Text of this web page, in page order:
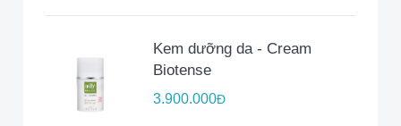
Kem dưỡng da - Cream
Biotense
3.900.000Đ